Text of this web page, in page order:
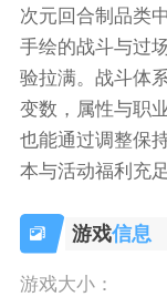
次元回合制品类
手绘的战斗与过
验拉满。战斗体
变数，属性与职
也能通过调整保
本与活动福利充
游戏信息
游戏大小：